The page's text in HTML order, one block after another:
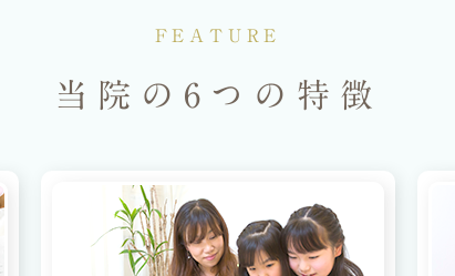
FEATURE
当院の6つの特徴